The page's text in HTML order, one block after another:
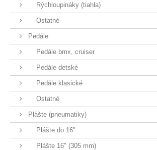
Rýchloupináky (tiahla)
Ostatné
Pedále
Pedále bmx, cruiser
Pedále detské
Pedále klasické
Ostatné
Plášte (pneumatiky)
Plášte do 16"
Plášte 16" (305 mm)